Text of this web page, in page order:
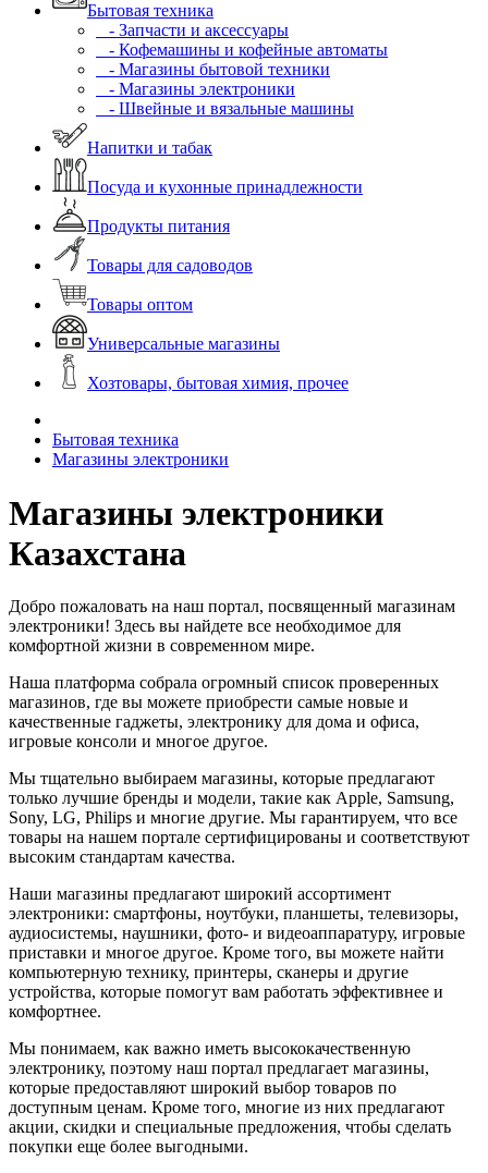
Бытовая техника
- Запчасти и аксессуары
- Кофемашины и кофейные автоматы
- Магазины бытовой техники
- Магазины электроники
- Швейные и вязальные машины
Напитки и табак
Посуда и кухонные принадлежности
Продукты питания
Товары для садоводов
Товары оптом
Универсальные магазины
Хозтовары, бытовая химия, прочее
Бытовая техника
Магазины электроники
Магазины электроники
Казахстана
Добро пожаловать на наш портал, посвященный магазинам
электроники! Здесь вы найдете все необходимое для
комфортной жизни в современном мире.
Наша платформа собрала огромный список проверенных
магазинов, где вы можете приобрести самые новые и
качественные гаджеты, электронику для дома и офиса,
игровые консоли и многое другое.
Мы тщательно выбираем магазины, которые предлагают
только лучшие бренды и модели, такие как Apple, Samsung,
Sony, LG, Philips и многие другие. Мы гарантируем, что все
товары на нашем портале сертифицированы и соответствуют
высоким стандартам качества.
Наши магазины предлагают широкий ассортимент
электроники: смартфоны, ноутбуки, планшеты, телевизоры,
аудиосистемы, наушники, фото- и видеоаппаратуру, игровые
приставки и многое другое. Кроме того, вы можете найти
компьютерную технику, принтеры, сканеры и другие
устройства, которые помогут вам работать эффективнее и
комфортнее.
Мы понимаем, как важно иметь высококачественную
электронику, поэтому наш портал предлагает магазины,
которые предоставляют широкий выбор товаров по
доступным ценам. Кроме того, многие из них предлагают
акции, скидки и специальные предложения, чтобы сделать
покупки еще более выгодными.